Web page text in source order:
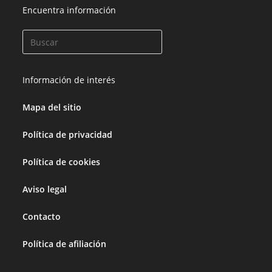
Encuentra información
Información de interés
Mapa del sitio
Política de privacidad
Política de cookies
Aviso legal
Contacto
Política de afiliación